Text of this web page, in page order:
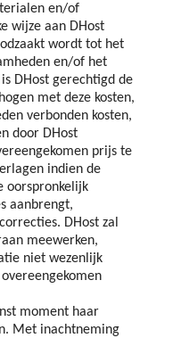
en/of
wijze aan DHost
wordt tot het
en/of het
DHost gerechtigd de
met deze kosten,
verbonden kosten,
door DHost
prijs te
indien de
oorspronkelijk
aanbrengt,
DHost zal
meewerken,
niet wezenlijk
moment haar
Met inachtneming